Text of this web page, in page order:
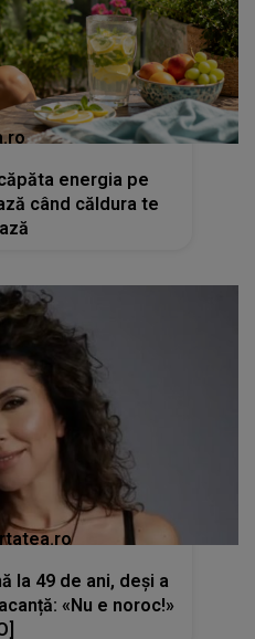
energia pe
când căldura te
la 49 de ani, deși a
«Nu e noroc!»